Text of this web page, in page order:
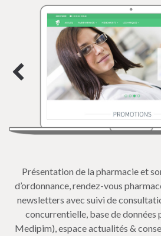
Présentation de la pharmacie et
d’ordonnance, rendez-vous
newsletters avec suivi de
concurrentielle, base de données
Medipim), espace actualités &